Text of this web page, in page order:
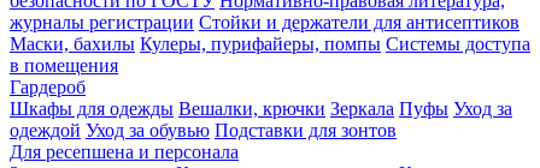
журналы регистрации Стойки и держатели для антисептиков
Маски, бахилы Кулеры, пурифайеры, помпы Системы доступа
в помещения
Гардероб
Шкафы для одежды Вешалки, крючки Зеркала Пуфы Уход за
одеждой Уход за обувью Подставки для зонтов
Для ресепшена и персонала